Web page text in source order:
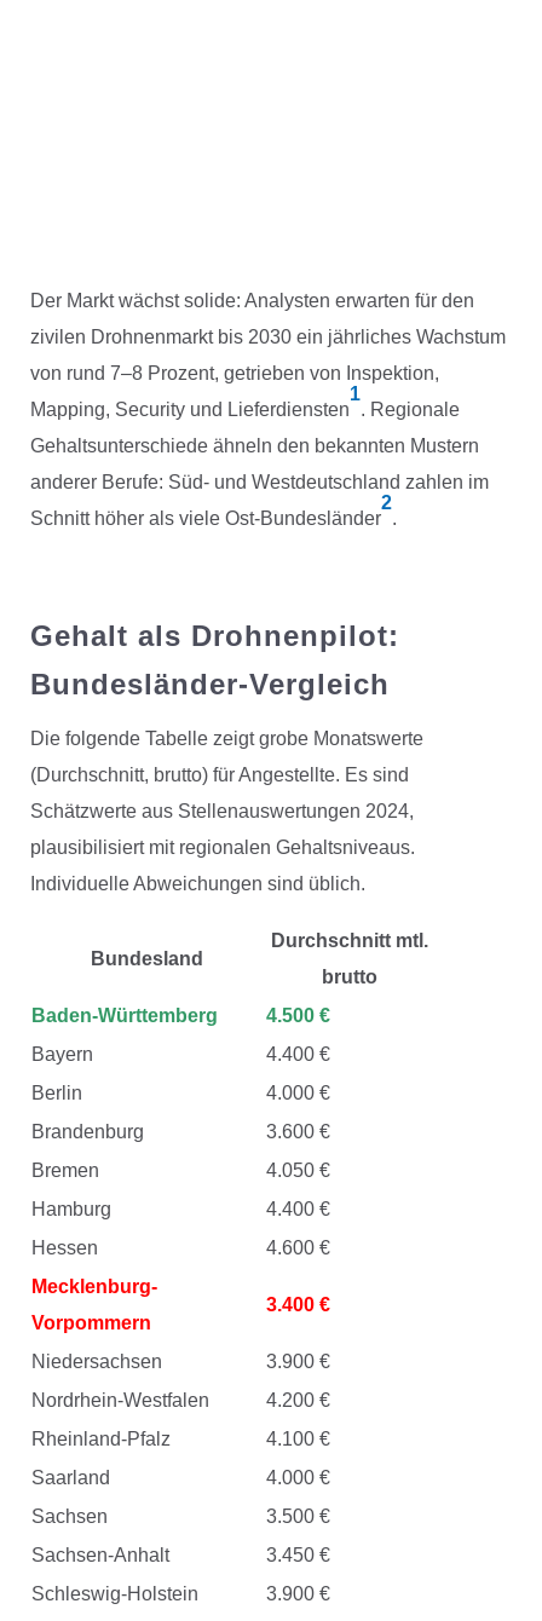
Der Markt wächst solide: Analysten erwarten für den
zivilen Drohnenmarkt bis 2030 ein jährliches Wachstum
von rund 7–8 Prozent, getrieben von Inspektion,
Mapping, Security und Lieferdiensten
1
. Regionale
Gehaltsunterschiede ähneln den bekannten Mustern
anderer Berufe: Süd- und Westdeutschland zahlen im
Schnitt höher als viele Ost-Bundesländer
2
.
Gehalt als Drohnenpilot:
Bundesländer-Vergleich
Die folgende Tabelle zeigt grobe Monatswerte
(Durchschnitt, brutto) für Angestellte. Es sind
Schätzwerte aus Stellenauswertungen 2024,
plausibilisiert mit regionalen Gehaltsniveaus.
Individuelle Abweichungen sind üblich.
Bundesland
Durchschnitt mtl.
brutto
Baden-Württemberg
4.500 €
Bayern
4.400 €
Berlin
4.000 €
Brandenburg
3.600 €
Bremen
4.050 €
Hamburg
4.400 €
Hessen
4.600 €
Mecklenburg-
Vorpommern
3.400 €
Niedersachsen
3.900 €
Nordrhein-Westfalen
4.200 €
Rheinland-Pfalz
4.100 €
Saarland
4.000 €
Sachsen
3.500 €
Sachsen-Anhalt
3.450 €
Schleswig-Holstein
3.900 €